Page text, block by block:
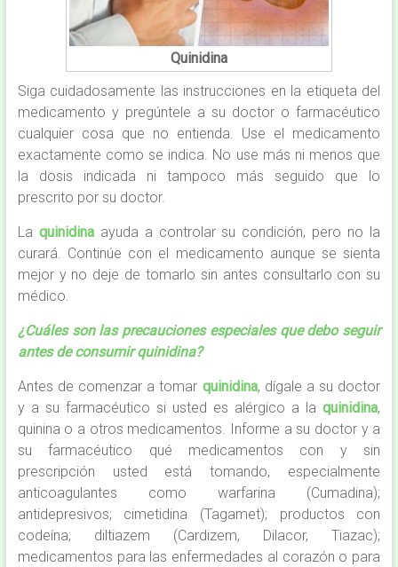
Quinidina
Siga cuidadosamente las instrucciones en la etiqueta del
medicamento y pregúntele a su doctor o farmacéutico
cualquier cosa que no entienda. Use el medicamento
exactamente como se indica. No use más ni menos que
la dosis indicada ni tampoco más seguido que lo
prescrito por su doctor.
La quinidinaayuda a controlar su condición, pero no la
curará. Continúe con el medicamento aunque se sienta
mejor y no deje de tomarlo sin antes consultarlo con su
médico.
¿Cuáles son las precauciones especiales que debo seguir
antes de consumir quinidina?
Antes de comenzar a tomar quinidina, dígale a su doctor
y a su farmacéutico si usted es alérgico a laquinidina,
quinina o a otros medicamentos. Informe a su doctor y a
su farmacéutico qué medicamentos con y sin
prescripción usted está tomando, especialmente
anticoagulantes como warfarina (Cumadina);
antidepresivos; cimetidina (Tagamet); productos con
codeína; diltiazem (Cardizem, Dilacor, Tiazac);
medicamentos para las enfermedades al corazón o para